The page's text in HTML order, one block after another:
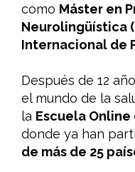
como Máster en
Neurolingüística
Internacional de
Después de 12
el mundo de la
la Escuela
donde ya han
de más de 25